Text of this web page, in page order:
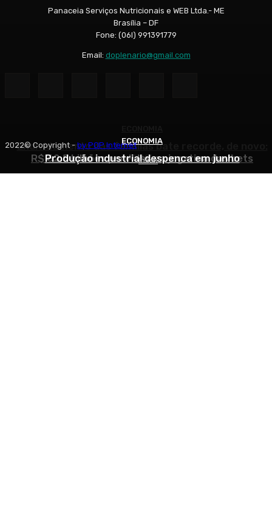
Endividamento das famílias bate recorde, de novo:
82%
ECONOMIA
R$ 62,5 bilhões perdidos na jogatina das bets
ECONOMIA
Produção industrial despenca em junho
Panaceia Serviços Nutricionais e WEB Ltda.- ME
Brasília – DF
Fone: (06l) 991391779
Email: doplenario@gmail.com
2022© Copyright - by POP Internet
Início